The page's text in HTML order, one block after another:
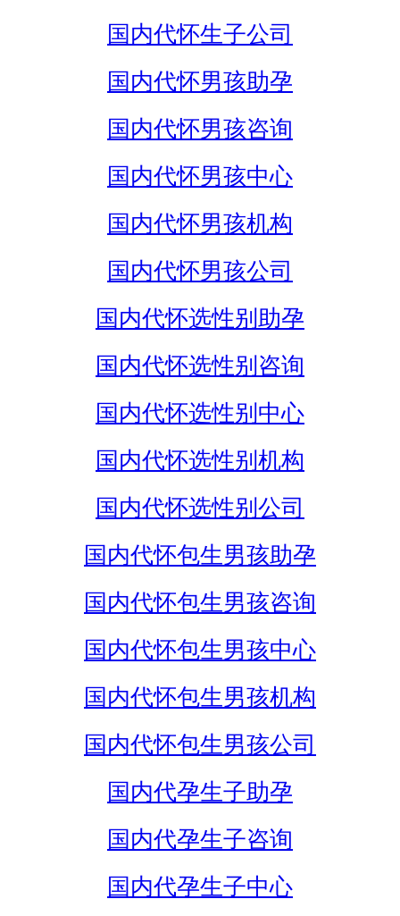
国内代怀生子公司
国内代怀男孩助孕
国内代怀男孩咨询
国内代怀男孩中心
国内代怀男孩机构
国内代怀男孩公司
国内代怀选性别助孕
国内代怀选性别咨询
国内代怀选性别中心
国内代怀选性别机构
国内代怀选性别公司
国内代怀包生男孩助孕
国内代怀包生男孩咨询
国内代怀包生男孩中心
国内代怀包生男孩机构
国内代怀包生男孩公司
国内代孕生子助孕
国内代孕生子咨询
国内代孕生子中心